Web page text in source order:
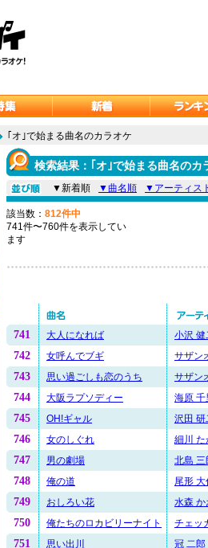
｢オ｣で始まる曲名のカラオケ
検索結果：｢オ｣で始まる曲名のカ
▼新着順 ▼曲名順 ▼アーティス
該当数： 812件中
741件〜760件を表示してい
ます
741 大人になれば 小沢 健
742 女呼んでブギ サザン
743 思い過ごしも恋のうち サザン
744 大阪ラプソディー 海原 千
745 OH!ギャル 沢田 研
746 女のしぐれ 細川 た
747 男の劇場 北島 三
748 俺の道 尾形 大
749 おしろい花 水森 か
750 俺たちのロカビリーナイト チェッ
751 思い出川 冠 二郎